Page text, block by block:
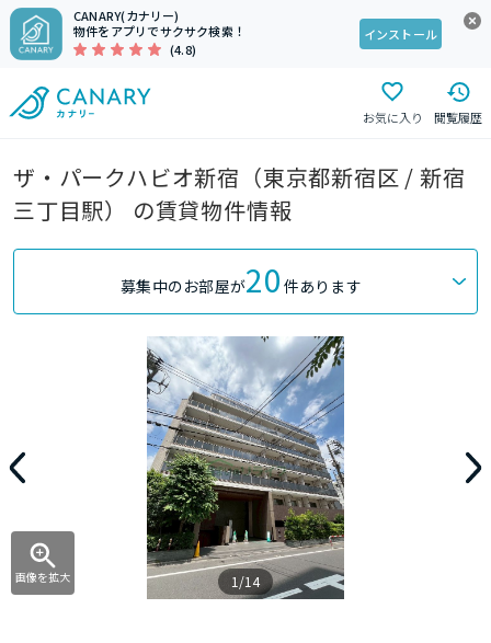
CANARY(カナリー)
物件をアプリでサクサク検索！
(4.8)
インストール
お気に入り 閲覧履歴
ザ・パークハビオ新宿（東京都新宿区 / 新宿
三丁目駅） の賃貸物件情報
募集中のお部屋が20 件あります
画像を拡大 1/14